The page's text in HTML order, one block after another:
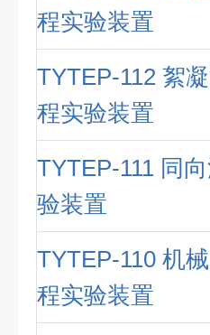
程实验装置
TYTEP-112 絮
程实验装置
TYTEP-111 同
验装置
TYTEP-110 机
程实验装置